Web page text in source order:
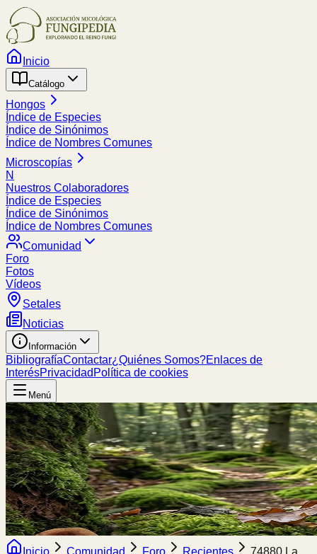
Inicio
Catálogo
Hongos
Índice de Especies
Índice de Sinónimos
Índice de Nombres Comunes
Microscopías
N
Nuestros Colaboradores
Índice de Especies
Índice de Sinónimos
Índice de Nombres Comunes
Comunidad
Foro
Fotos
Vídeos
Setales
Noticias
Información
BibliografíaContactar¿Quiénes Somos?Enlaces de
InterésPrivacidad Política de cookies
Menú
Inicio Comunidad Foro Recientes
74880 La